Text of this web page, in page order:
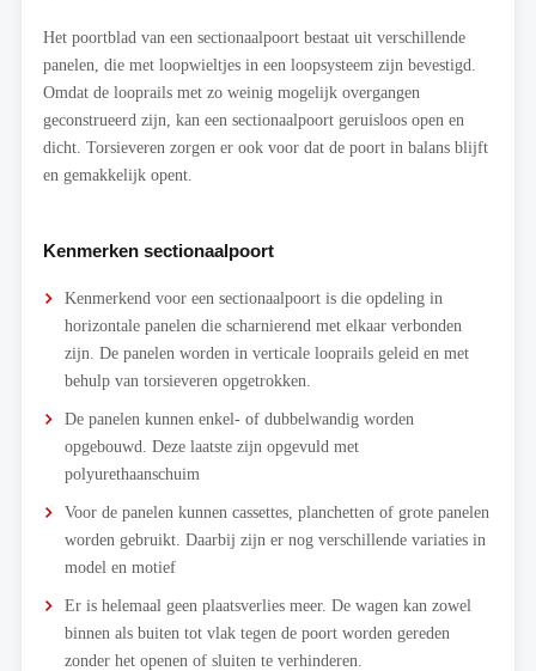
Het poortblad van een sectionaalpoort bestaat uit verschillende
panelen, die met loopwieltjes in een loopsysteem zijn bevestigd.
Omdat de looprails met zo weinig mogelijk overgangen
geconstrueerd zijn, kan een sectionaalpoort geruisloos open en
dicht. Torsieveren zorgen er ook voor dat de poort in balans blijft
en gemakkelijk opent.
Kenmerken sectionaalpoort
Kenmerkend voor een sectionaalpoort is die opdeling in
horizontale panelen die scharnierend met elkaar verbonden
zijn. De panelen worden in verticale looprails geleid en met
behulp van torsieveren opgetrokken.
De panelen kunnen enkel- of dubbelwandig worden
opgebouwd. Deze laatste zijn opgevuld met
polyurethaanschuim
Voor de panelen kunnen cassettes, planchetten of grote panelen
worden gebruikt. Daarbij zijn er nog verschillende variaties in
model en motief
Er is helemaal geen plaatsverlies meer. De wagen kan zowel
binnen als buiten tot vlak tegen de poort worden gereden
zonder het openen of sluiten te verhinderen.